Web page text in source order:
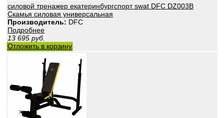
силовой тренажер екатеринбургспорт swat DFC DZ003B
Скамья силовая универсальная
Производитель: DFC
Подробнее
13 695 руб.
Отложить в корзину